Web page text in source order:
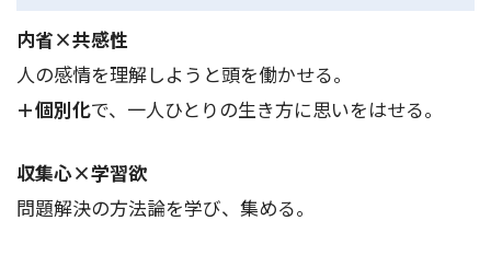
内省×共感性
人の感情を理解しようと頭を働かせる。
＋個別化で、一人ひとりの生き方に思いをはせる。
収集心×学習欲
問題解決の方法論を学び、集める。